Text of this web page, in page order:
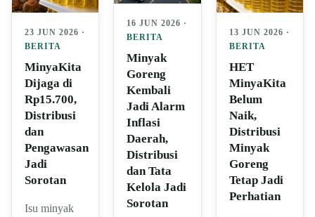
23 JUN 2026 ·
BERITA
MinyaKita
Dijaga di
Rp15.700,
Distribusi
dan
Pengawasan
Jadi
Sorotan
Isu minyak
16 JUN 2026 ·
BERITA
Minyak
Goreng
Kembali
Jadi Alarm
Inflasi
Daerah,
Distribusi
dan Tata
Kelola Jadi
Sorotan
13 JUN 2026 ·
BERITA
HET
MinyaKita
Belum
Naik,
Distribusi
Minyak
Goreng
Tetap Jadi
Perhatian